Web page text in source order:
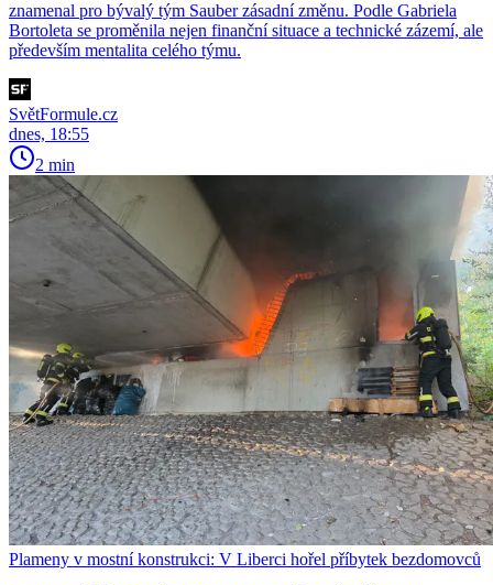
znamenal pro bývalý tým Sauber zásadní změnu. Podle Gabriela
Bortoleta se proměnila nejen finanční situace a technické zázemí, ale
především mentalita celého týmu.
SvětFormule.cz
dnes, 18:55
2 min
Plameny v mostní konstrukci: V Liberci hořel příbytek bezdomovců